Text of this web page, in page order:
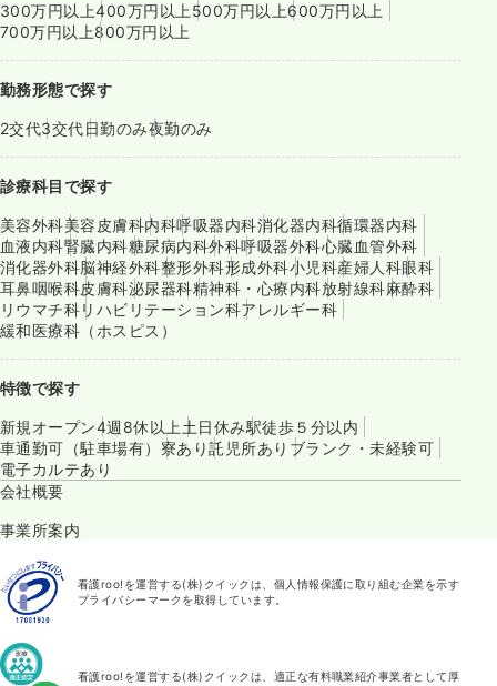
300万円以上400万円以上 500万円以上600万円以上
700万円以上800万円以上
勤務形態で探す
2交代3交代日勤のみ夜勤のみ
診療科目で探す
美容外科美容皮膚科内科呼吸器内科消化器内科循環器内科
血液内科腎臓内科糖尿病内科外科呼吸器外科心臓血管外科
消化器外科脳神経外科整形外科形成外科小児科産婦人科眼科
耳鼻咽喉科皮膚科泌尿器科精神科・心療内科放射線科麻酔科
リウマチ科リハビリテーション科アレルギー科
緩和医療科（ホスピス）
特徴で探す
新規オープン4週8休以上 土日休み駅徒歩５分以内
車通勤可（駐車場有） 寮あり託児所あり ブランク・未経験可
電子カルテあり
会社概要
事業所案内
看護roo!を運営する(株)クイックは、個人情報保護に取り組む企業を示す
プライバシーマークを取得しています。
看護roo!を運営する(株)クイックは、適正な有料職業紹介事業者として厚